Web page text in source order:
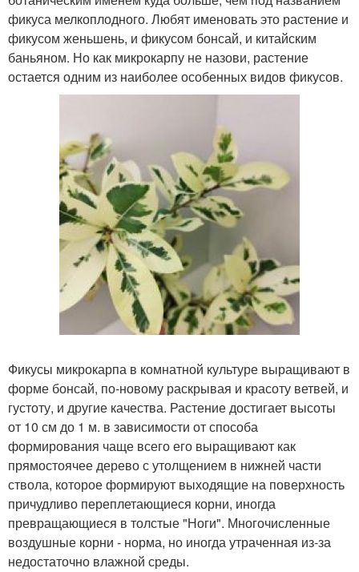
фикуса мелкоплодного. Любят именовать это растение и
фикусом женьшень, и фикусом бонсай, и китайским
баньяном. Но как микрокарпу не назови, растение
остается одним из наиболее особенных видов фикусов.
Фикусы микрокарпа в комнатной культуре выращивают в
форме бонсай, по-новому раскрывая и красоту ветвей, и
густоту, и другие качества. Растение достигает высоты
от 10 см до 1 м. в зависимости от способа
формирования чаще всего его выращивают как
прямостоячее дерево с утолщением в нижней части
ствола, которое формируют выходящие на поверхность
причудливо переплетающиеся корни, иногда
превращающиеся в толстые "Ноги". Многочисленные
воздушные корни - норма, но иногда утраченная из-за
недостаточно влажной среды.